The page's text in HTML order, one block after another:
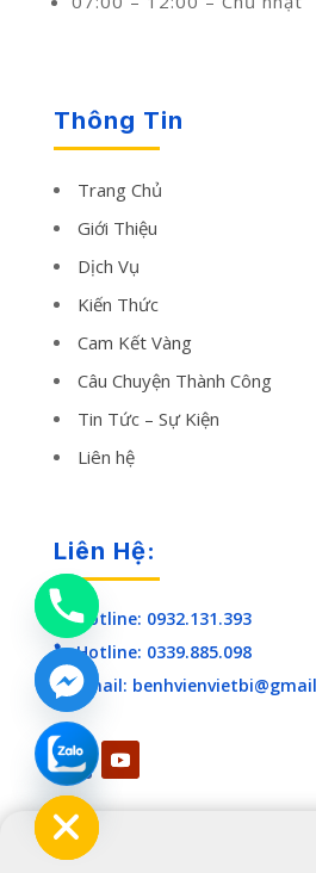
Thông Tin
Trang Chủ
Giới Thiệu
Dịch Vụ
Kiến Thức
Cam Kết Vàng
Câu Chuyện Thành Công
Tin Tức – Sự Kiện
Liên hệ
Liên Hệ:
 Hotline: 0932.131.393
 Hotline: 0339.885.098
 Email:
Hide
chaty